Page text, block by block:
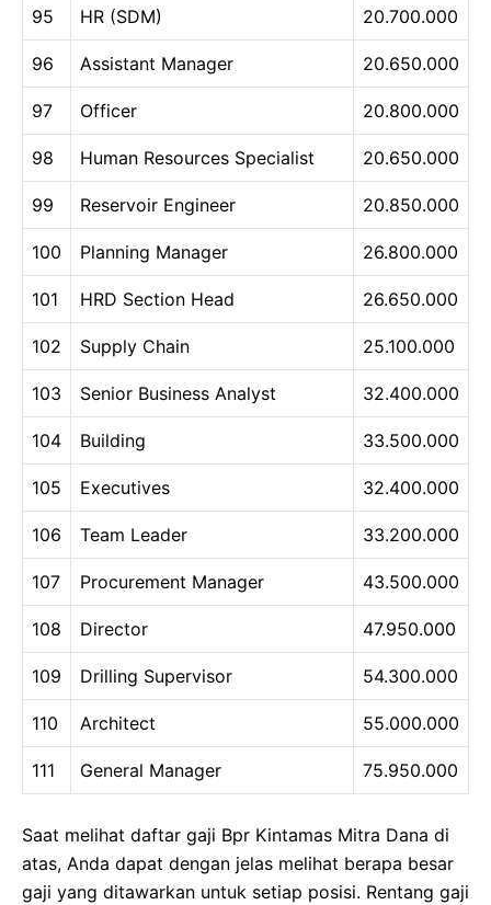
95 HR (SDM) 20.700.000
96 Assistant Manager 20.650.000
97 Officer 20.800.000
98 Human Resources Specialist 20.650.000
99 Reservoir Engineer 20.850.000
100 Planning Manager 26.800.000
101 HRD Section Head 26.650.000
102 Supply Chain 25.100.000
103 Senior Business Analyst 32.400.000
104 Building 33.500.000
105 Executives 32.400.000
106 Team Leader 33.200.000
107 Procurement Manager 43.500.000
108 Director 47.950.000
109 Drilling Supervisor 54.300.000
110 Architect 55.000.000
111 General Manager 75.950.000
Saat melihat daftar gaji Bpr Kintamas Mitra Dana di
atas, Anda dapat dengan jelas melihat berapa besar
gaji yang ditawarkan untuk setiap posisi. Rentang gaji